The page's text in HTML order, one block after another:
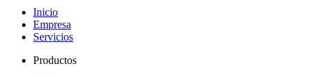
Inicio
Empresa
Servicios
Productos